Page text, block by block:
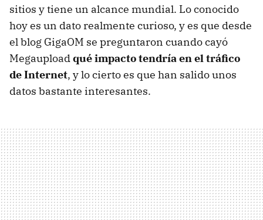
sitios y tiene un alcance mundial. Lo conocido
hoy es un dato realmente curioso, y es que desde
el blog GigaOM se preguntaron cuando cayó
Megauploadqué impacto tendría en el tráfico
de Internet, y lo cierto es que han salido unos
datos bastante interesantes.